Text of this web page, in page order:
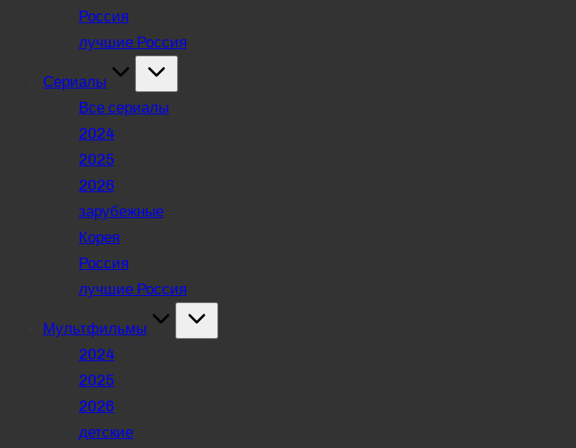
Россия
лучшие Россия
Сериалы
Все сериалы
2024
2025
2026
зарубежные
Корея
Россия
лучшие Россия
Мультфильмы
2024
2025
2026
детские